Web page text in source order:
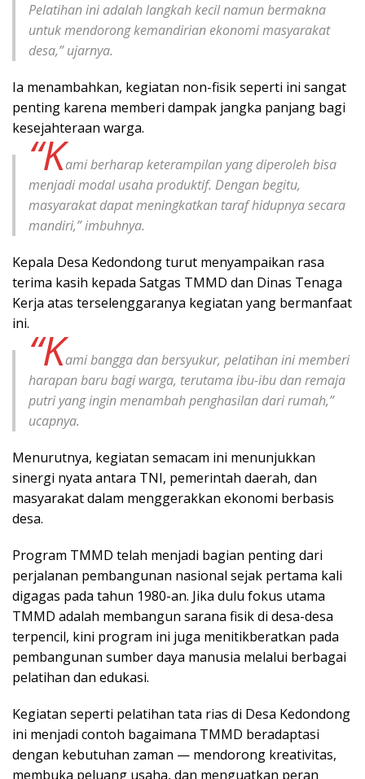
Pelatihan ini adalah langkah kecil namun bermakna
untuk mendorong kemandirian ekonomi masyarakat
desa,” ujarnya.
Ia menambahkan, kegiatan non-fisik seperti ini sangat
penting karena memberi dampak jangka panjang bagi
kesejahteraan warga.
“Kami berharap keterampilan yang diperoleh bisa
menjadi modal usaha produktif. Dengan begitu,
masyarakat dapat meningkatkan taraf hidupnya secara
mandiri,” imbuhnya.
Kepala Desa Kedondong turut menyampaikan rasa
terima kasih kepada Satgas TMMD dan Dinas Tenaga
Kerja atas terselenggaranya kegiatan yang bermanfaat
ini.“Kami bangga dan bersyukur, pelatihan ini memberi
harapan baru bagi warga, terutama ibu-ibu dan remaja
putri yang ingin menambah penghasilan dari rumah,”
ucapnya.
Menurutnya, kegiatan semacam ini menunjukkan
sinergi nyata antara TNI, pemerintah daerah, dan
masyarakat dalam menggerakkan ekonomi berbasis
desa.
Program TMMD telah menjadi bagian penting dari
perjalanan pembangunan nasional sejak pertama kali
digagas pada tahun 1980-an. Jika dulu fokus utama
TMMD adalah membangun sarana fisik di desa-desa
terpencil, kini program ini juga menitikberatkan pada
pembangunan sumber daya manusia melalui berbagai
pelatihan dan edukasi.
Kegiatan seperti pelatihan tata rias di Desa Kedondong
ini menjadi contoh bagaimana TMMD beradaptasi
dengan kebutuhan zaman — mendorong kreativitas,
membuka peluang usaha, dan menguatkan peran